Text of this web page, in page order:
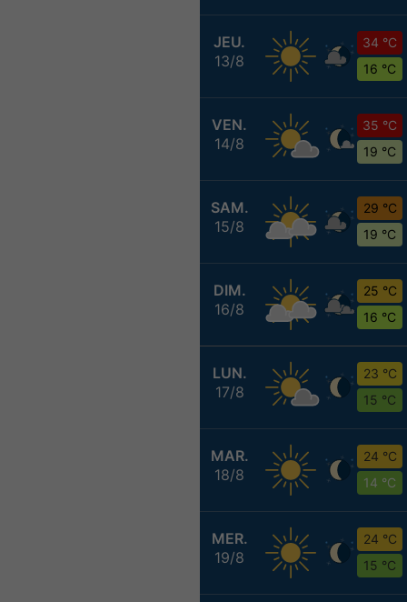
JEU.
13/8
34 °C
16 °C
VEN.
14/8
35 °C
19 °C
SAM.
15/8
29 °C
19 °C
DIM.
16/8
25 °C
16 °C
LUN.
17/8
23 °C
15 °C
MAR.
18/8
24 °C
14 °C
MER.
19/8
24 °C
15 °C